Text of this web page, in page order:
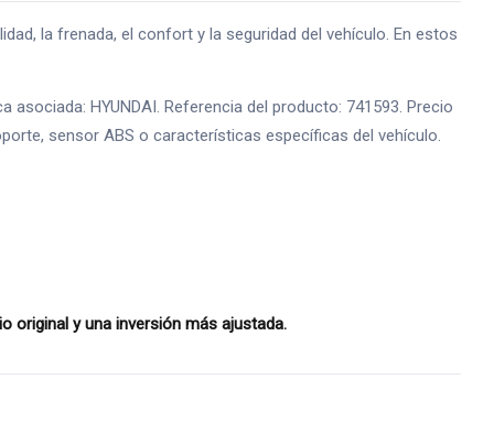
la frenada, el confort y la seguridad del vehículo. En estos
HYUNDAI. Referencia del producto: 741593. Precio
sensor ABS o características específicas del vehículo.
original y una inversión más ajustada.